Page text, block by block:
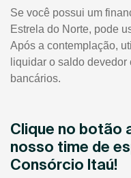
Se você possui um
Estrela do Norte, pode
Após a contemplação,
liquidar o saldo
bancários.
Clique no botão
nosso time de
Consórcio Itaú!